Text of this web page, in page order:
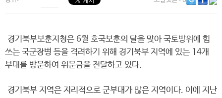
경기북부보훈지청은 6월 호국보훈의 달을 맞아 국토방위에 힘
쓰는 국군장병 등을 격려하기 위해 경기북부 지역에 있는 14개
부대를 방문하여 위문금을 전달하고 있다.
경기북부 지역은 지리적으로 군부대가 많은 지역이다. 이에 지난